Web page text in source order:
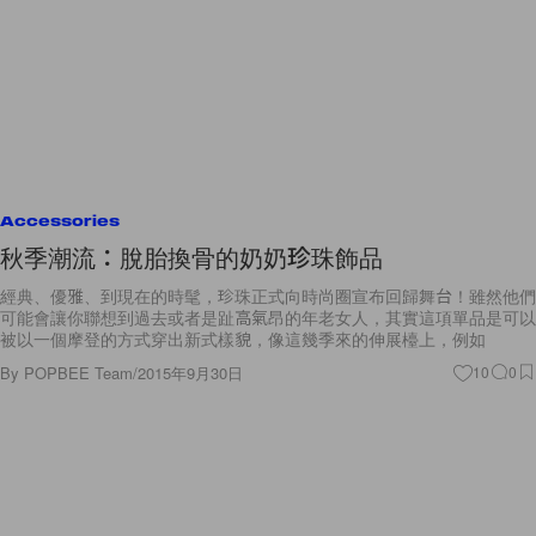
Accessories
秋季潮流：脫胎換骨的奶奶珍珠飾品
經典、優雅、到現在的時髦，珍珠正式向時尚圈宣布回歸舞台！雖然他們
可能會讓你聯想到過去或者是趾高氣昂的年老女人，其實這項單品是可以
被以一個摩登的方式穿出新式樣貌，像這幾季來的伸展檯上，例如
By POPBEE Team/2015年9月30日 10 0